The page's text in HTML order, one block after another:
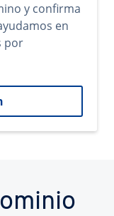
y confirma
en
por